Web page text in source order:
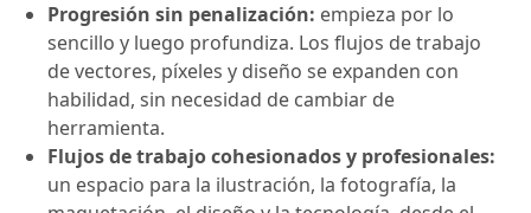
Progresión sin penalización: empieza por lo
sencillo y luego profundiza. Los flujos de trabajo
de vectores, píxeles y diseño se expanden con
habilidad, sin necesidad de cambiar de
herramienta.
Flujos de trabajo cohesionados y profesionales:
un espacio para la ilustración, la fotografía, la